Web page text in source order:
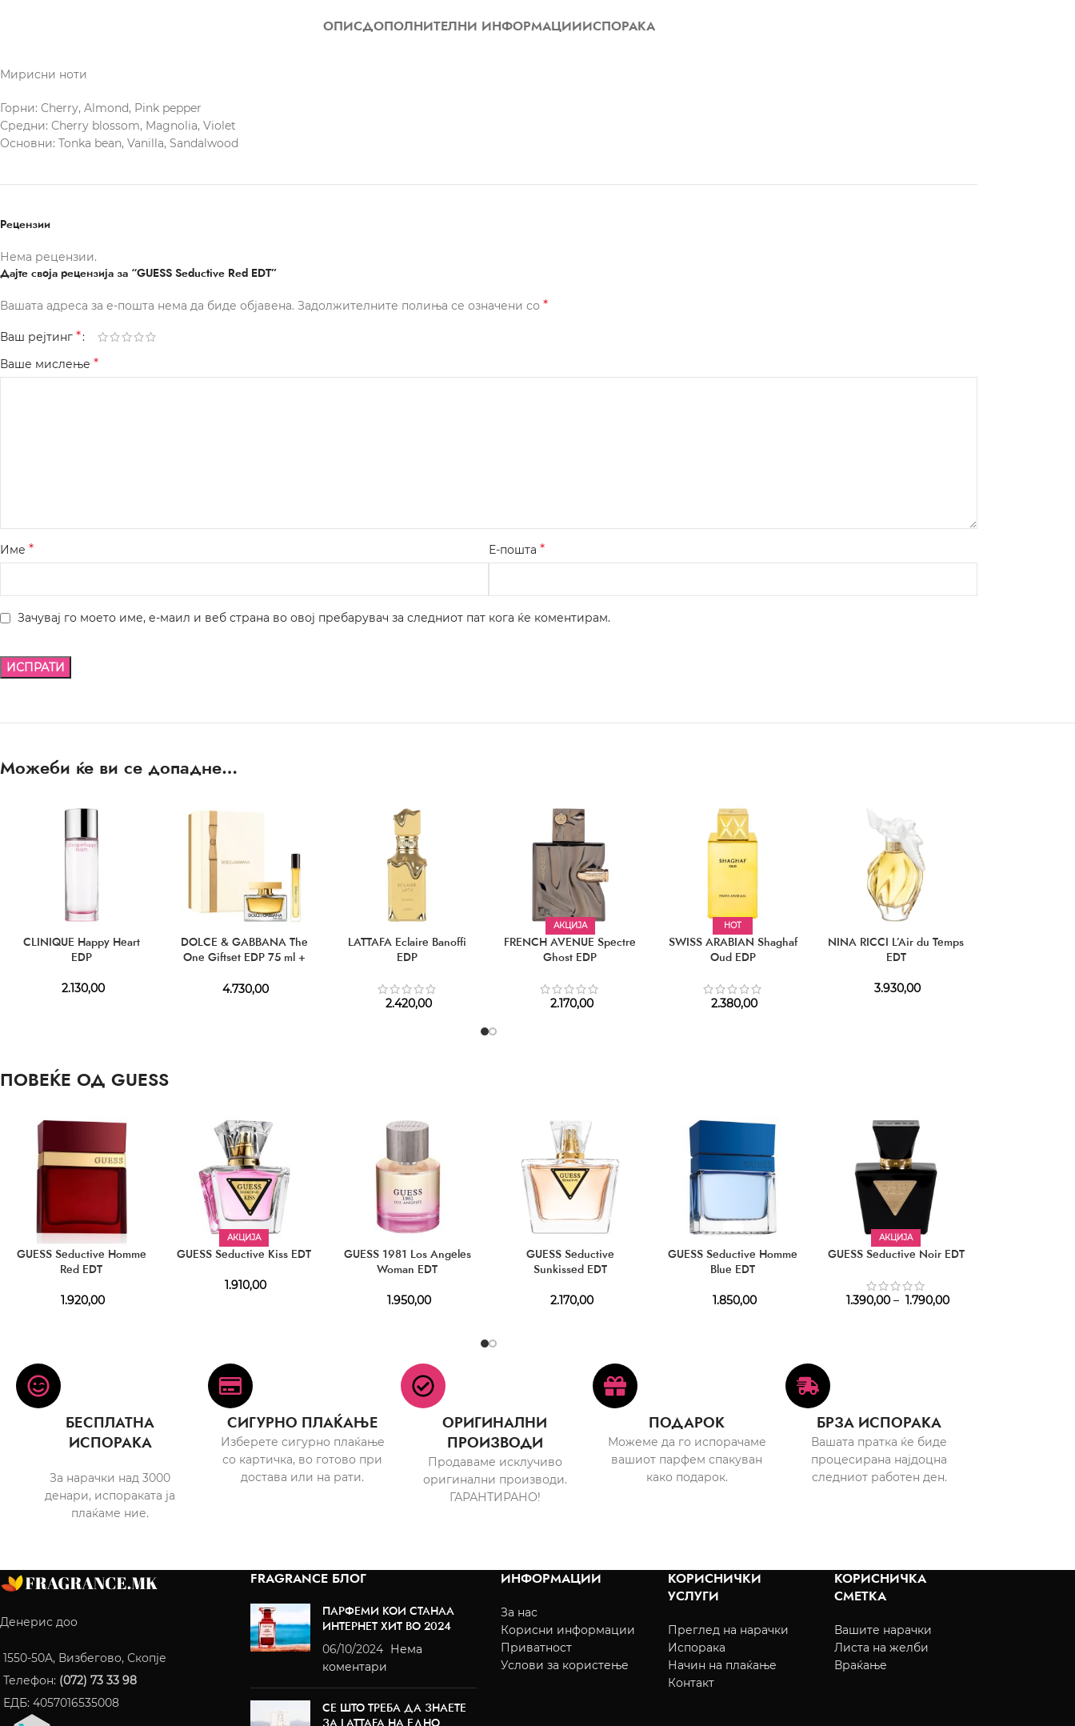
ОПИСДОПОЛНИТЕЛНИ ИНФОРМАЦИИИСПОРАКА
Мирисни ноти
Горни: Cherry, Almond, Pink pepper
Средни: Cherry blossom, Magnolia, Violet
Основни: Tonka bean, Vanilla, Sandalwood
Рецензии
Нема рецензии.
Дајте своја рецензија за “GUESS Seductive Red EDT”
Вашата адреса за е-пошта нема да биде објавена. Задолжителните полиња се означени со *
Ваш рејтинг *
Ваше мислење *
Име * Е-пошта *
Зачувај го моето име, е-маил и веб страна во овој пребарувач за следниот пат кога ќе коментирам.
Можеби ќе ви се допадне…
CLINIQUE Happy Heart
EDP
2.130,00
DOLCE & GABBANA The
One Giftset EDP 75 ml +
4.730,00
LATTAFA Eclaire Banoffi
EDP
2.420,00
АКЦИЈА
FRENCH AVENUE Spectre
Ghost EDP
2.170,00
HOT
SWISS ARABIAN Shaghaf
Oud EDP
2.380,00
NINA RICCI L’Air du Temps
EDT
3.930,00
ПОВЕЌЕ ОД GUESS
GUESS Seductive Homme
Red EDT
1.920,00
АКЦИЈА
GUESS Seductive Kiss EDT
1.910,00
GUESS 1981 Los Angeles
Woman EDT
1.950,00
GUESS Seductive
Sunkissed EDT
2.170,00
GUESS Seductive Homme
Blue EDT
1.850,00
АКЦИЈА
GUESS Seductive Noir EDT
1.390,00 – 1.790,00
БЕСПЛАТНА
ИСПОРАКА
За нарачки над 3000
денари, испораката ја
плаќаме ние.
СИГУРНО ПЛАЌАЊЕ
Изберете сигурно плаќање
со картичка, во готово при
достава или на рати.
ОРИГИНАЛНИ
ПРОИЗВОДИ
Продаваме исклучиво
оригинални производи.
ГАРАНТИРАНО!
ПОДАРОК
Можеме да го испорачаме
вашиот парфем спакуван
како подарок.
БРЗА ИСПОРАКА
Вашата пратка ќе биде
процесирана најдоцна
следниот работен ден.
Денерис доо
1550-50A, Визбегово, Скопје
Телефон: (072) 73 33 98
ЕДБ: 4057016535008
FRAGRANCE БЛОГ
ПАРФЕМИ КОИ СТАНАА
ИНТЕРНЕТ ХИТ ВО 2024
06/10/2024 Нема
коментари
СЕ ШТО ТРЕБА ДА ЗНАЕТЕ
ЗА LATTAFA НА ЕДНО
ИНФОРМАЦИИ
За нас
Корисни информации
Приватност
Услови за користење
КОРИСНИЧКИ
УСЛУГИ
Преглед на нарачки
Испорака
Начин на плаќање
Контакт
КОРИСНИЧКА
СМЕТКА
Вашите нарачки
Листа на желби
Враќање